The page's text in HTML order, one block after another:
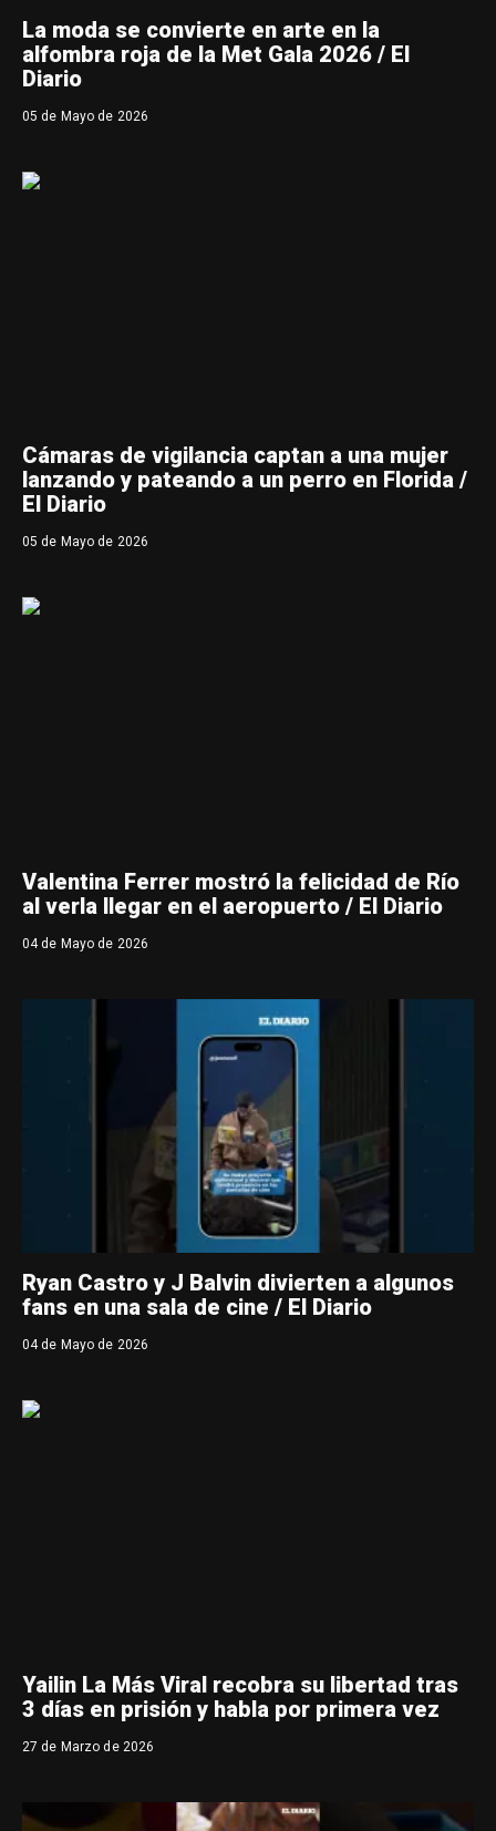
La moda se convierte en arte en la
alfombra roja de la Met Gala 2026 / El
Diario
05 de Mayo de 2026
Cámaras de vigilancia captan a una mujer
lanzando y pateando a un perro en Florida /
El Diario
05 de Mayo de 2026
Valentina Ferrer mostró la felicidad de Río
al verla llegar en el aeropuerto / El Diario
04 de Mayo de 2026
Ryan Castro y J Balvin divierten a algunos
fans en una sala de cine / El Diario
04 de Mayo de 2026
Yailin La Más Viral recobra su libertad tras
3 días en prisión y habla por primera vez
27 de Marzo de 2026